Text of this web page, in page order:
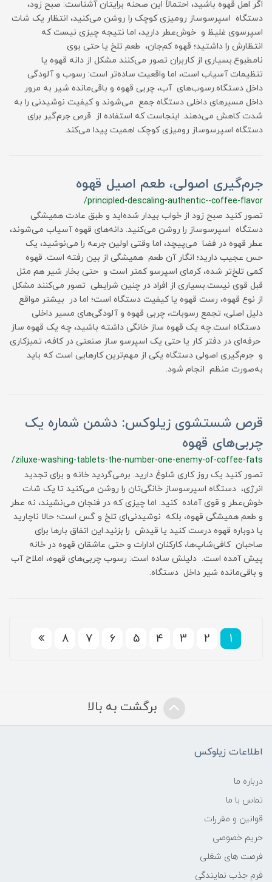
اگر اهل قهوه باشید، احتمالاً این صحنه برایتان آشناست: صبح زود،
دستگاه اسپرسوساز رومیزی کوچک را روشن می‌کنید، انتظار یک شات
اسپرسوی غلیظ و خوش‌عطر دارید، اما نتیجه چیزی نیست که
انتظارش را داشتید؛ قهوه کم‌جان، طعم تلخ یا حتی بوی
نامطبوع.بسیاری از کاربران تصور می‌کنند مشکل از دانه قهوه یا
تنظیمات آسیاب است، اما واقعیت ساده‌تر است: رسوب و آلودگی
داخل دستگاه.رسوب‌های آب، چربی قهوه و باقی‌مانده شیر به مرور
داخل مسیرهای داخلی دستگاه جمع می‌شوند و کیفیت نوشیدنی را به
شدت کاهش می‌دهند. اینجاست که استفاده از قرص جرم‌گیر برای
دستگاه اسپرسوساز رومیزی کوچک اهمیت پیدا می‌کند.
جرم‌گیری اصولی، طعم اصیل قهوه
/principled-descaling-authentic--coffee-flavor
تصور کنید صبح زود از خواب بیدار شده‌اید و طبق عادت همیشگی
دستگاه اسپرسوساز را روشن می‌کنید. دانه‌های قهوه آسیاب می‌شوند،
عطر قهوه در فضا می‌پیچد، اما وقتی اولین جرعه را می‌نوشید، یک
حس عجیب دارید؛ انگار آن طعم همیشگی از بین رفته است. قهوه
کمی تلخ‌تر شده، کرمای اسپرسو کمتر است و حتی بخار شیر هم مثل
قبل قوی نیست.بسیاری از افراد در چنین شرایطی تصور می‌کنند مشکل
از نوع قهوه، رست قهوه یا کیفیت دستگاه است؛ اما در بیشتر مواقع
دلیل اصلی، تجمع رسوبات، چربی قهوه و آلودگی‌های مسیر داخلی
دستگاه است.چه یک قهوه ساز خانگی داشته باشید، چه یک قهوه ساز
حرفه‌ای در دفتر کار یا حتی یک اسپرسو ساز صنعتی در کافه، تمیزکاری
و جرم‌گیری اصولی دستگاه یکی از مهم‌ترین کارهایی است که باید
به‌صورت منظم انجام شود.
قرص شستشوی زیلوکس: دشمن شماره یک
چربی‌های قهوه
/ziluxe-washing-tablets-the-number-one-enemy-of-coffee-fats
تصور کنید یک روز کاری شلوغ دارید. برمی‌گردید خانه و برای تجدید
انرژی، دستگاه اسپرسوساز خانگی‌تان را روشن می‌کنید تا یک شات
خوش‌عطر و قوی آماده کنید. اما چیزی که در فنجان می‌نشیند، نه عطر
و طعم همیشگی قهوه، بلکه نوشیدنی‌ای تلخ و گس است؛ حالا ناچارید
یا دوباره قهوه درست کنید یا قیدش را بزنید.این اتفاق بارها برای
صاحبان کافی‌شاپ‌ها، کارکنان ادارات و حتی عاشقان قهوه در خانه
پیش آمده است. دلیلش ساده است: رسوب چربی‌های قهوه، املاح آب
و باقی‌مانده شیر داخل دستگاه.
1
2
3
4
5
6
7
8
برگشت به بالا
اطلاعات زیلوکس
درباره ما
تماس با ما
قوانین و مقررات
حریم خصوصی
فرصت های شغلی
فرم جذب نمایندگی